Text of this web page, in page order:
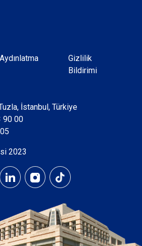
Gizlilik
Bildirimi
İstanbul, Türkiye
90 00
2023